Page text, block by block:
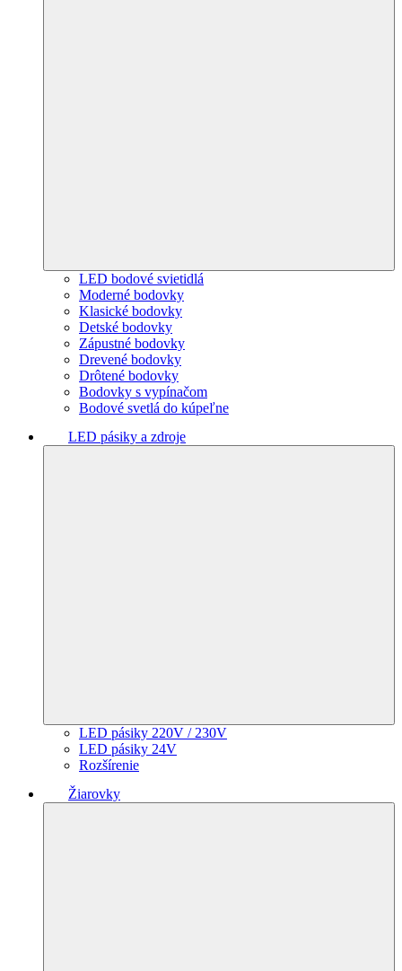
LED bodové svietidlá
Moderné bodovky
Klasické bodovky
Detské bodovky
Zápustné bodovky
Drevené bodovky
Drôtené bodovky
Bodovky s vypínačom
Bodové svetlá do kúpeľne
LED pásiky a zdroje
LED pásiky 220V / 230V
LED pásiky 24V
Rozšírenie
Žiarovky